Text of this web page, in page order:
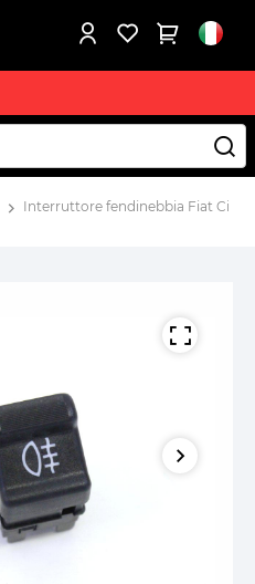
Interruttore fendinebbia Fiat